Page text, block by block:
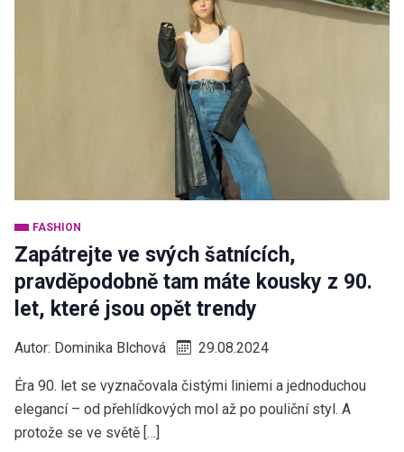
FASHION
Zapátrejte ve svých šatnících,
pravděpodobně tam máte kousky z 90.
let, které jsou opět trendy
Autor: Dominika Blchová 29.08.2024
Éra 90. let se vyznačovala čistými liniemi a jednoduchou
elegancí – od přehlídkových mol až po pouliční styl. A
protože se ve světě […]